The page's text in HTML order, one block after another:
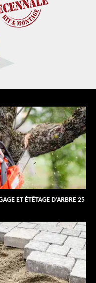
ET ÉTÊTAGE D'ARBRE 25